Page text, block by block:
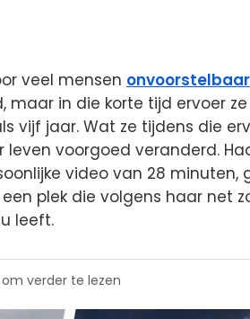
veel mensen onvoorstelbaar
maar in die korte tijd ervoer
vijf jaar. Wat ze tijdens die
voorgoed veranderd.
video van 28 minuten,
een plek die volgens haar net
leeft.
om verder te lezen